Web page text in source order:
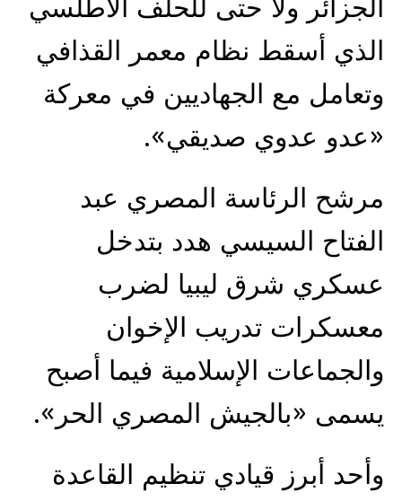
الجزائر ولا حتى للحلف الأطلسي
الذي أسقط نظام معمر القذافي
وتعامل مع الجهاديين في معركة
«عدو عدوي صديقي».
مرشح الرئاسة المصري عبد
الفتاح السيسي هدد بتدخل
عسكري شرق ليبيا لضرب
معسكرات تدريب الإخوان
والجماعات الإسلامية فيما أصبح
يسمى «بالجيش المصري الحر».
وأحد أبرز قيادي تنظيم القاعدة